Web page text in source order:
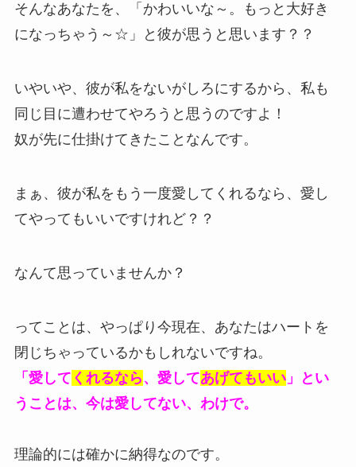
そんなあなたを、「かわいいな～。もっと大好き
になっちゃう～☆」と彼が思うと思います？？
いやいや、彼が私をないがしろにするから、私も
同じ目に遭わせてやろうと思うのですよ！
奴が先に仕掛けてきたことなんです。
まぁ、彼が私をもう一度愛してくれるなら、愛し
てやってもいいですけれど？？
なんて思っていませんか？
ってことは、やっぱり今現在、あなたはハートを
閉じちゃっているかもしれないですね。
「愛して くれるなら、愛してあげてもいい」とい
うことは、今は愛してない、わけで。
理論的には確かに納得なのです。